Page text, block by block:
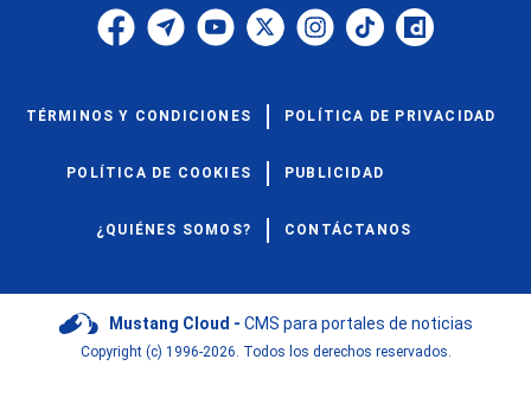
TÉRMINOS Y CONDICIONES POLÍTICA DE PRIVACIDAD
POLÍTICA DE COOKIES PUBLICIDAD
¿QUIÉNES SOMOS? CONTÁCTANOS
Mustang Cloud - CMS para portales de noticias
Copyright (c) 1996-2026. Todos los derechos reservados.